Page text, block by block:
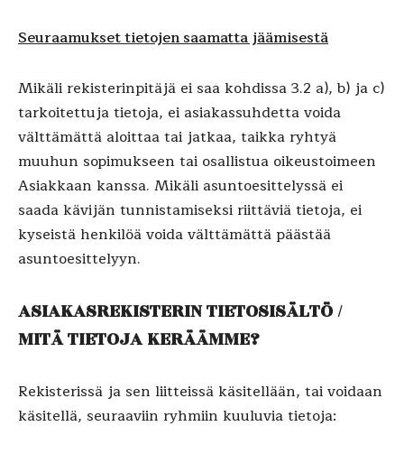
Seuraamukset tietojen saamatta jäämisestä
Mikäli rekisterinpitäjä ei saa kohdissa 3.2 a), b) ja c)
tarkoitettuja tietoja, ei asiakassuhdetta voida
välttämättä aloittaa tai jatkaa, taikka ryhtyä
muuhun sopimukseen tai osallistua oikeustoimeen
Asiakkaan kanssa. Mikäli asuntoesittelyssä ei
saada kävijän tunnistamiseksi riittäviä tietoja, ei
kyseistä henkilöä voida välttämättä päästää
asuntoesittelyyn.
ASIAKASREKISTERIN TIETOSISÄLTÖ /
MITÄ TIETOJA KERÄÄMME?
Rekisterissä ja sen liitteissä käsitellään, tai voidaan
käsitellä, seuraaviin ryhmiin kuuluvia tietoja: